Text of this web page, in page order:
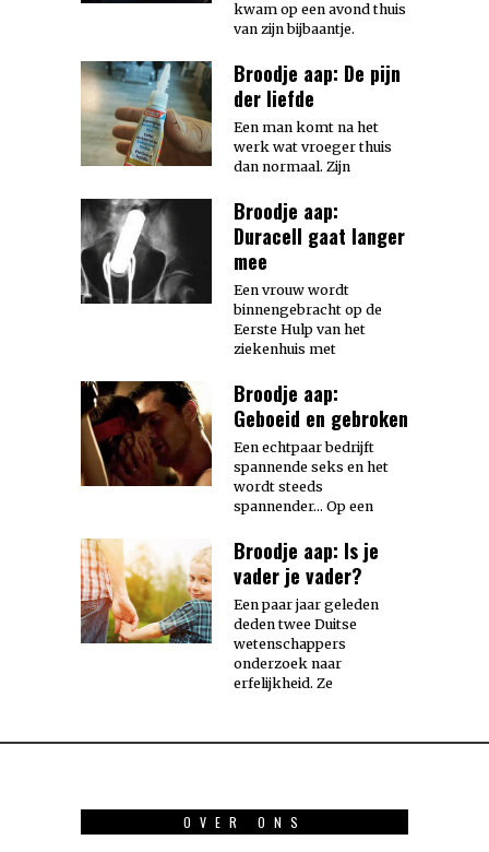
kwam op een avond thuis
van zijn bijbaantje.
Broodje aap: De pijn
der liefde
Een man komt na het
werk wat vroeger thuis
dan normaal. Zijn
Broodje aap:
Duracell gaat langer
mee
Een vrouw wordt
binnengebracht op de
Eerste Hulp van het
ziekenhuis met
Broodje aap:
Geboeid en gebroken
Een echtpaar bedrijft
spannende seks en het
wordt steeds
spannender… Op een
Broodje aap: Is je
vader je vader?
Een paar jaar geleden
deden twee Duitse
wetenschappers
onderzoek naar
erfelijkheid. Ze
OVER ONS